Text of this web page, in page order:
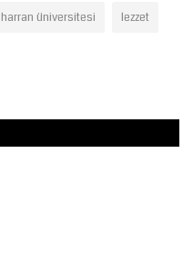
harran üniversitesi lezzet